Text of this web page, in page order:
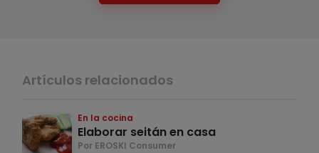
Artículos relacionados
En la cocina
Elaborar seitán en casa
Por EROSKI Consumer